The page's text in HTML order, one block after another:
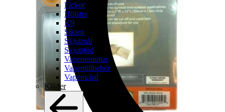
Fickor
Hölster
K9
Sikten
Skjutmål
Skjutstöd
Vapenremmar
Vapentillbehör
Vapenvård
Kläder